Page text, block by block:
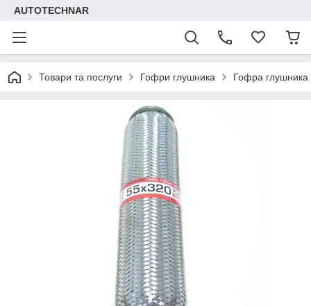
AUTOTECHNAR
Товари та послуги Гофри глушника Гофра глушника